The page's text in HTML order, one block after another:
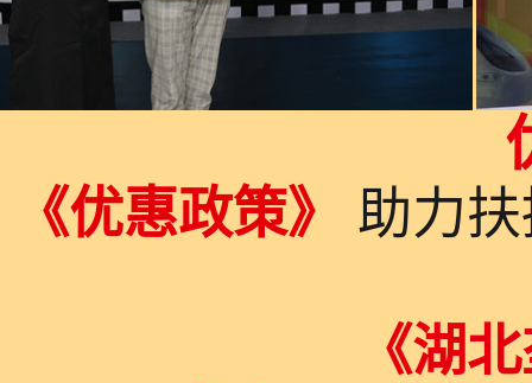
《优惠政策》 助力
《湖